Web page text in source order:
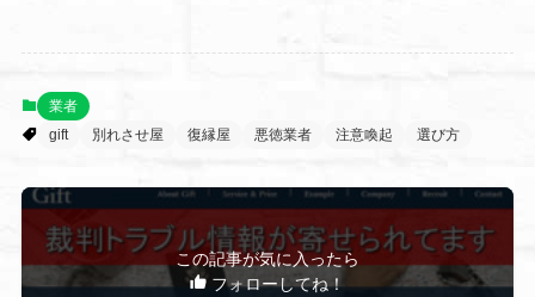
業者
gift
別れさせ屋 復縁屋 悪徳業者 注意喚起 選び方
この記事が気に入ったら
フォローしてね！